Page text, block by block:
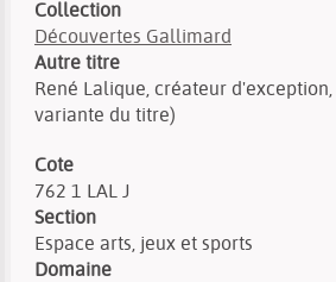
Collection
Découvertes Gallimard
Autre titre
René Lalique, créateur
variante du titre)
Cote
762 1 LAL J
Section
Espace arts, jeux et sports
Domaine